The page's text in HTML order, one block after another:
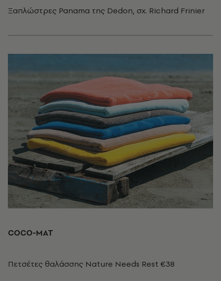
Ξαπλώστρες Panama της Dedon, σχ. Richard Frinier
COCO-MAT
Πετσέτες θαλάσσης Nature Νeeds Rest €38